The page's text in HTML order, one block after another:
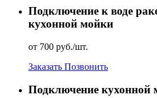
Подключение к воде
кухонной мойки
от 700 руб./шт.
Заказать Позвонить
Подключение кухонной